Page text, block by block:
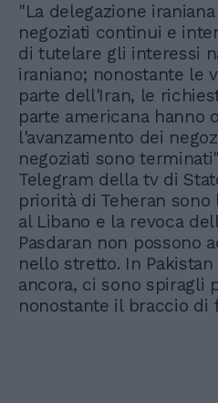
"La delegazione
negoziati continui e
di tutelare gli interessi
iraniano; nonostante le
parte dell'Iran, le
parte americana hanno
l'avanzamento dei
negoziati sono
Telegram della tv di
priorità di Teheran
al Libano e la revoca
Pasdaran non possono
nello stretto. In
ancora, ci sono spiragli
nonostante il braccio di